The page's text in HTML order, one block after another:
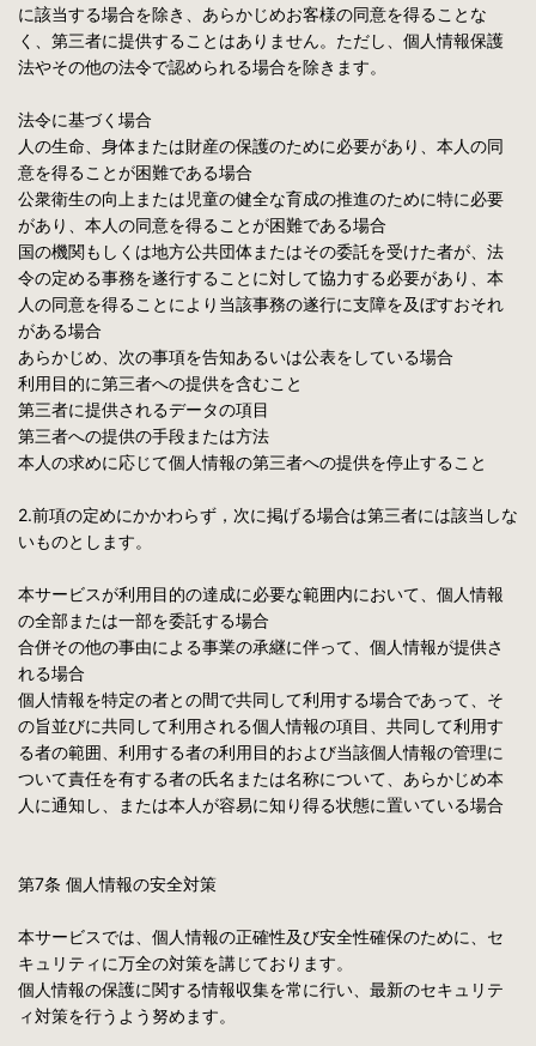
に該当する場合を除き、あらかじめお客様の同意を得ることな
く、第三者に提供することはありません。ただし、個人情報保護
法やその他の法令で認められる場合を除きます。
法令に基づく場合
人の生命、身体または財産の保護のために必要があり、本人の同
意を得ることが困難である場合
公衆衛生の向上または児童の健全な育成の推進のために特に必要
があり、本人の同意を得ることが困難である場合
国の機関もしくは地方公共団体またはその委託を受けた者が、法
令の定める事務を遂行することに対して協力する必要があり、本
人の同意を得ることにより当該事務の遂行に支障を及ぼすおそれ
がある場合
あらかじめ、次の事項を告知あるいは公表をしている場合
利用目的に第三者への提供を含むこと
第三者に提供されるデータの項目
第三者への提供の手段または方法
本人の求めに応じて個人情報の第三者への提供を停止すること
2.前項の定めにかかわらず，次に掲げる場合は第三者には該当しな
いものとします。
本サービスが利用目的の達成に必要な範囲内において、個人情報
の全部または一部を委託する場合
合併その他の事由による事業の承継に伴って、個人情報が提供さ
れる場合
個人情報を特定の者との間で共同して利用する場合であって、そ
の旨並びに共同して利用される個人情報の項目、共同して利用す
る者の範囲、利用する者の利用目的および当該個人情報の管理に
ついて責任を有する者の氏名または名称について、あらかじめ本
人に通知し、または本人が容易に知り得る状態に置いている場合
第7条 個人情報の安全対策
本サービスでは、個人情報の正確性及び安全性確保のために、セ
キュリティに万全の対策を講じております。
個人情報の保護に関する情報収集を常に行い、最新のセキュリテ
ィ対策を行うよう努めます。